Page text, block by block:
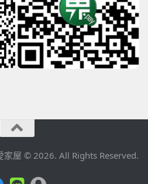
家屋 © 2026. All Rights Reserved.